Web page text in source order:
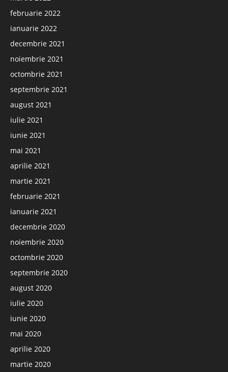
februarie 2022
ianuarie 2022
decembrie 2021
noiembrie 2021
octombrie 2021
septembrie 2021
august 2021
iulie 2021
iunie 2021
mai 2021
aprilie 2021
martie 2021
februarie 2021
ianuarie 2021
decembrie 2020
noiembrie 2020
octombrie 2020
septembrie 2020
august 2020
iulie 2020
iunie 2020
mai 2020
aprilie 2020
martie 2020